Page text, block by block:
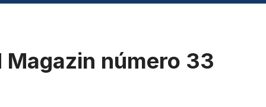
Magazin número 33